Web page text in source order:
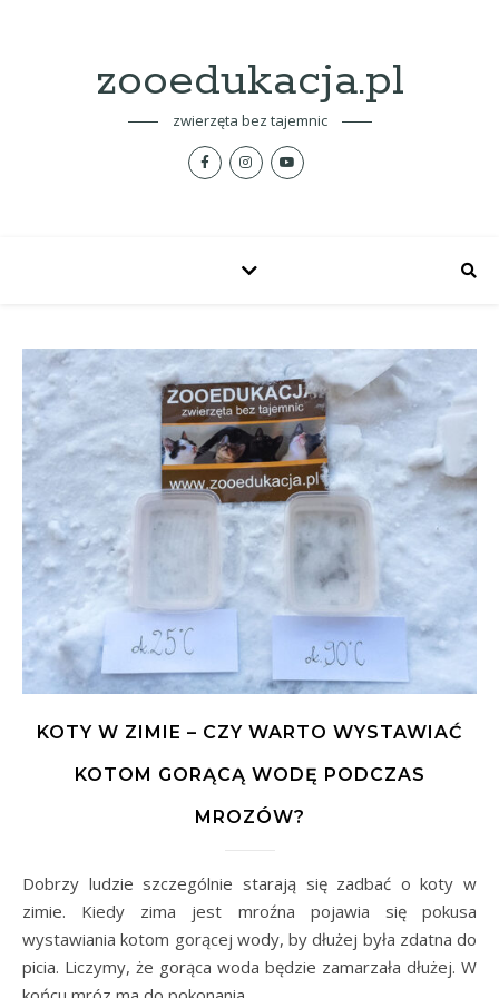
zooedukacja.pl
zwierzęta bez tajemnic
KOTY W ZIMIE – CZY WARTO WYSTAWIAĆ
KOTOM GORĄCĄ WODĘ PODCZAS
MROZÓW?
Dobrzy ludzie szczególnie starają się zadbać o koty w
zimie. Kiedy zima jest mroźna pojawia się pokusa
wystawiania kotom gorącej wody, by dłużej była zdatna do
picia. Liczymy, że gorąca woda będzie zamarzała dłużej. W